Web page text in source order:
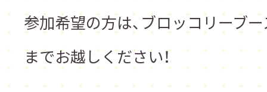
参加希望の方は、ブロッコリーブー
までお越しください！